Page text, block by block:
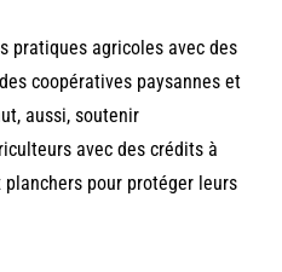
pratiques agricoles avec des
coopératives paysannes et
aussi, soutenir
avec des crédits à
pour protéger leurs